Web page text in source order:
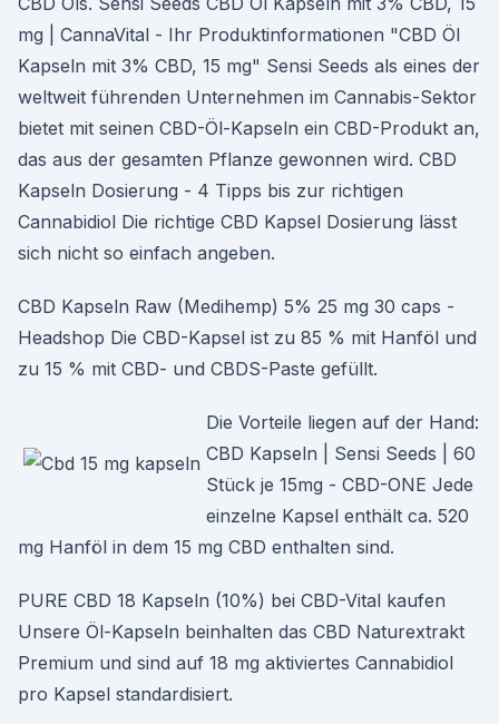
mg | CannaVital - Ihr Produktinformationen "CBD Öl
Kapseln mit 3% CBD, 15 mg" Sensi Seeds als eines der
weltweit führenden Unternehmen im Cannabis-Sektor
bietet mit seinen CBD-Öl-Kapseln ein CBD-Produkt an,
das aus der gesamten Pflanze gewonnen wird. CBD
Kapseln Dosierung - 4 Tipps bis zur richtigen
Cannabidiol Die richtige CBD Kapsel Dosierung lässt
sich nicht so einfach angeben.
CBD Kapseln Raw (Medihemp) 5% 25 mg 30 caps -
Headshop Die CBD-Kapsel ist zu 85 % mit Hanföl und
zu 15 % mit CBD- und CBDS-Paste gefüllt.
Die Vorteile liegen auf der Hand:
CBD Kapseln | Sensi Seeds | 60
Stück je 15mg - CBD-ONE Jede
einzelne Kapsel enthält ca. 520
mg Hanföl in dem 15 mg CBD enthalten sind.
PURE CBD 18 Kapseln (10%) bei CBD-Vital kaufen
Unsere Öl-Kapseln beinhalten das CBD Naturextrakt
Premium und sind auf 18 mg aktiviertes Cannabidiol
pro Kapsel standardisiert.